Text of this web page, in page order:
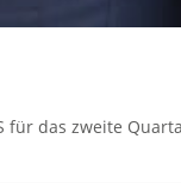
für das zweite